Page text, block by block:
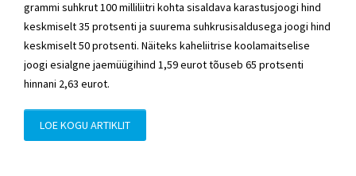
grammi suhkrut 100 milliliitri kohta sisaldava karastusjoogi hind
keskmiselt 35 protsenti ja suurema suhkrusisaldusega joogi hind
keskmiselt 50 protsenti. Näiteks kaheliitrise koolamaitselise
joogi esialgne jaemüügihind 1,59 eurot tõuseb 65 protsenti
hinnani 2,63 eurot.
LOE KOGU ARTIKLIT